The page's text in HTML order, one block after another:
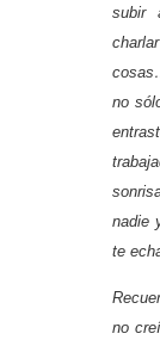
subir
no
nadie
te
no